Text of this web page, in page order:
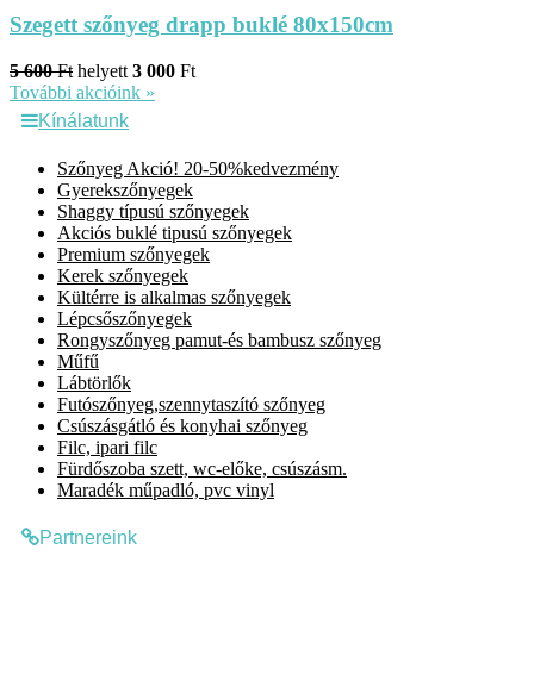
Szegett szőnyeg drapp buklé 80x150cm
5 600 Ft helyett 3 000 Ft
További akcióink »
Kínálatunk
Szőnyeg Akció! 20-50%kedvezmény
Gyerekszőnyegek
Shaggy típusú szőnyegek
Akciós buklé tipusú szőnyegek
Premium szőnyegek
Kerek szőnyegek
Kültérre is alkalmas szőnyegek
Lépcsőszőnyegek
Rongyszőnyeg pamut-és bambusz szőnyeg
Műfű
Lábtörlők
Futószőnyeg,szennytaszító szőnyeg
Csúszásgátló és konyhai szőnyeg
Filc, ipari filc
Fürdőszoba szett, wc-előke, csúszásm.
Maradék műpadló, pvc vinyl
Partnereink